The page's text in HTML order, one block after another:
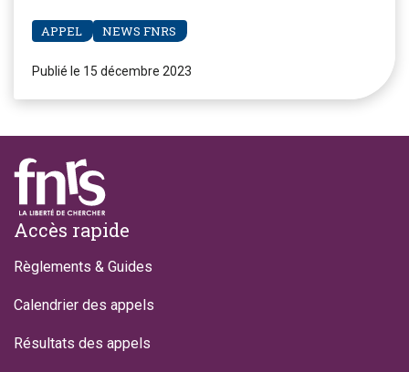
APPEL NEWS FNRS
Publié le 15 décembre 2023
Footer
Accès rapide
Règlements & Guides
Calendrier des appels
Résultats des appels